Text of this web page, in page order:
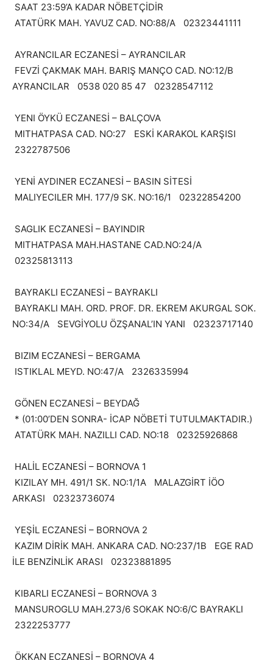
SAAT 23:59’A KADAR NÖBETÇİDİR
ATATÜRK MAH. YAVUZ CAD. NO:88/A 02323441111
AYRANCILAR ECZANESİ – AYRANCILAR
FEVZİ ÇAKMAK MAH. BARIŞ MANÇO CAD. NO:12/B
AYRANCILAR 0538 020 85 47 02328547112
YENI ÖYKÜ ECZANESİ – BALÇOVA
MITHATPASA CAD. NO:27 ESKİ KARAKOL KARŞISI
2322787506
YENİ AYDINER ECZANESİ – BASIN SİTESİ
MALIYECILER MH. 177/9 SK. NO:16/1 02322854200
SAGLIK ECZANESİ – BAYINDIR
MITHATPASA MAH.HASTANE CAD.NO:24/A
02325813113
BAYRAKLI ECZANESİ – BAYRAKLI
BAYRAKLI MAH. ORD. PROF. DR. EKREM AKURGAL SOK.
NO:34/A SEVGİYOLU ÖZŞANAL’IN YANI 02323717140
BIZIM ECZANESİ – BERGAMA
ISTIKLAL MEYD. NO:47/A 2326335994
GÖNEN ECZANESİ – BEYDAĞ
* (01:00’DEN SONRA- İCAP NÖBETİ TUTULMAKTADIR.)
ATATÜRK MAH. NAZILLI CAD. NO:18 02325926868
HALİL ECZANESİ – BORNOVA 1
KIZILAY MH. 491/1 SK. NO:1/1A MALAZGİRT İÖO
ARKASI 02323736074
YEŞİL ECZANESİ – BORNOVA 2
KAZIM DİRİK MAH. ANKARA CAD. NO:237/1B EGE RAD
İLE BENZİNLİK ARASI 02323881895
KIBARLI ECZANESİ – BORNOVA 3
MANSUROGLU MAH.273/6 SOKAK NO:6/C BAYRAKLI
2322253777
ÖKKAN ECZANESİ – BORNOVA 4